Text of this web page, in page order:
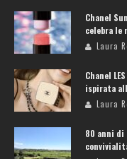
Chanel
celebra le
Laura
Chanel
ispirata
Laura
80 anni di